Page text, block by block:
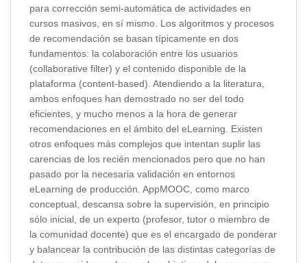
para corrección semi-automática de actividades en
cursos masivos, en sí mismo. Los algoritmos y procesos
de recomendación se basan típicamente en dos
fundamentos: la colaboración entre los usuarios
(collaborative filter) y el contenido disponible de la
plataforma (content-based). Atendiendo a la literatura,
ambos enfoques han demostrado no ser del todo
eficientes, y mucho menos a la hora de generar
recomendaciones en el ámbito del eLearning. Existen
otros enfoques más complejos que intentan suplir las
carencias de los recién mencionados pero que no han
pasado por la necesaria validación en entornos
eLearning de producción. AppMOOC, como marco
conceptual, descansa sobre la supervisión, en principio
sólo inicial, de un experto (profesor, tutor o miembro de
la comunidad docente) que es el encargado de ponderar
y balancear la contribución de las distintas categorías de